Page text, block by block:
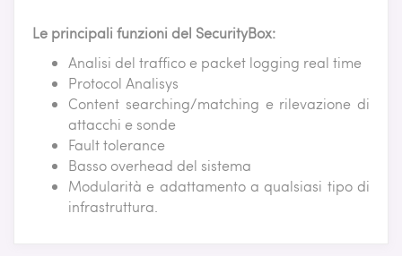
Le principali funzioni del SecurityBox:
Analisi del traffico e packet logging real time
Protocol Analisys
Content searching/matching e rilevazione di
attacchi e sonde
Fault tolerance
Basso overhead del sistema
Modularità e adattamento a qualsiasi tipo di
infrastruttura.